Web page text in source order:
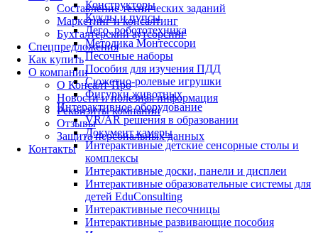
Составление технических заданий
Маркетинг и консалтинг
Бухгалтерский аутсорсинг
Спецпредложения
Как купить
О компании
О Консалт-Про
Новости и полезная информация
Реквизиты компании
Отзывы
Защита персональных данных
Контакты
Конструкторы
Куклы и пупсы
Лего, робототехника
Методика Монтессори
Песочные наборы
Пособия для изучения ПДД
Сюжетно-ролевые игрушки
Фигурки животных
Интерактивное оборудование
VR/AR решения в образовании
Документ камеры
Интерактивные детские сенсорные столы и
комплексы
Интерактивные доски, панели и дисплеи
Интерактивные образовательные системы для
детей EduConsulting
Интерактивные песочницы
Интерактивные развивающие пособия